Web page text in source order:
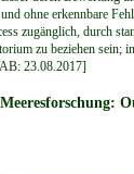
ohne erkennbare
zugänglich, durch
zu beziehen sein;
23.08.2017]